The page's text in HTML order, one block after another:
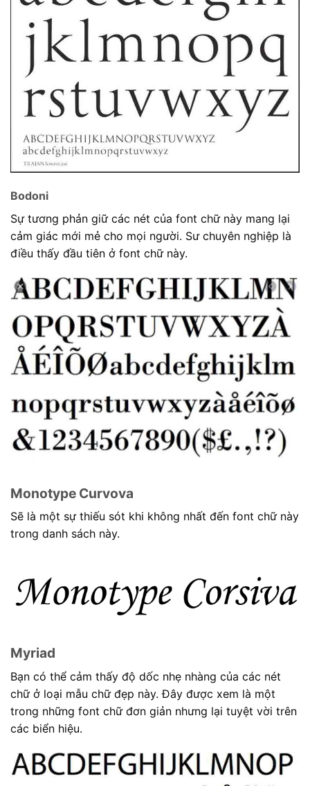
Bodoni
Sự tương phản giữ các nét của font chữ này mang lại
cảm giác mới mẻ cho mọi người. Sư chuyên nghiệp là
điều thấy đầu tiên ở font chữ này.
Monotype Curvova
Sẽ là một sự thiếu sót khi không nhất đến font chữ này
trong danh sách này.
Myriad
Bạn có thể cảm thấy độ dốc nhẹ nhàng của các nét
chữ ở loại mẫu chữ đẹp này. Đây được xem là một
trong những font chữ đơn giản nhưng lại tuyệt vời trên
các biển hiệu.